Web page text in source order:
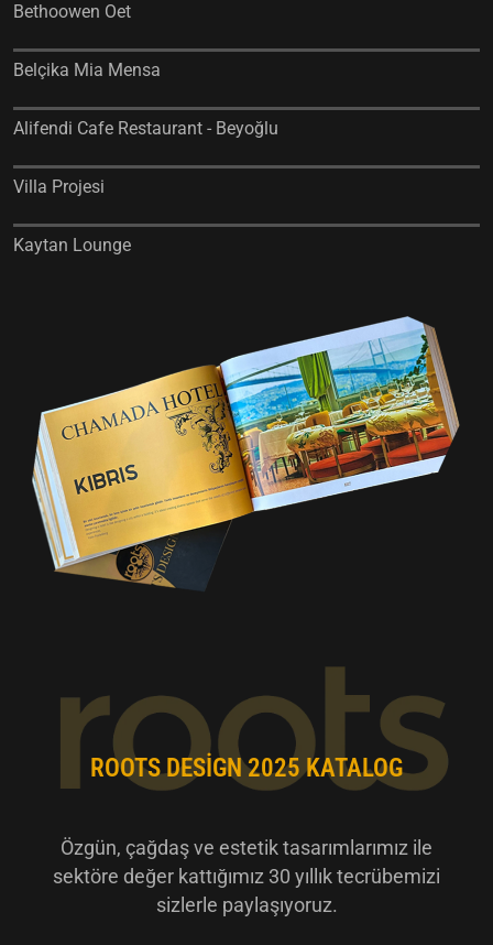
Bethoowen Oet
Belçika Mia Mensa
Alifendi Cafe Restaurant - Beyoğlu
Villa Projesi
Kaytan Lounge
ROOTS DESIGN 2025 KATALOG
Özgün, çağdaş ve estetik tasarımlarımız ile
sektöre değer kattığımız 30 yıllık tecrübemizi
sizlerle paylaşıyoruz.